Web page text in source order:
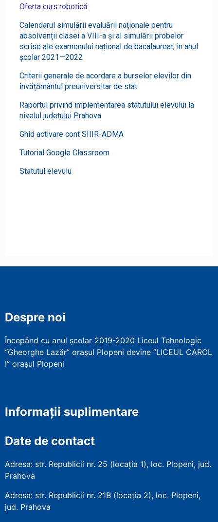
Oferta curs robotică
Calendarul simulării evaluării naționale pentru
absolvenții clasei a VIII-a și al simulării probelor
scrise ale examenului național de bacalaureat, în anul
școlar 2021—2022
Criterii generale de acordare a burselor elevilor din
învățământul preuniversitar de stat
Raportul privind implementarea statutului elevului la
nivelul județului Prahova
Ghid activare cont SIIIR-ADMA
Tutorial Google Classroom
Statutul elevulu
Despre noi
Începând cu anul școlar 2019-2020 Liceul Tehnologic
“Gheorghe Lazăr” orașul Plopeni devine ”LICEUL CAROL
I” orașul Plopeni
Informații suplimentare
Date de contact
Adresa: str. Republicii nr. 25 (locația 1), loc. Plopeni, jud.
Prahova
Adresa: str. Republicii nr. 21B (locația 2), loc. Plopeni,
jud. Prahova